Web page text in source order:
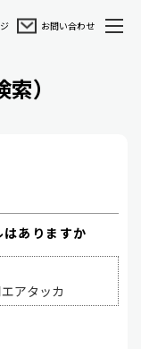
お問い合わせ
）
ありますか
アタッカ